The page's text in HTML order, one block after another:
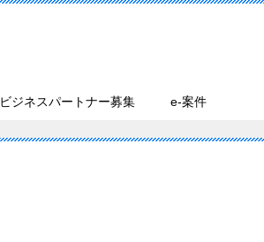
ビジネスパートナー募集 e-案件